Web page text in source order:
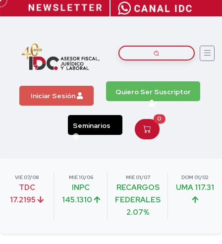
Iniciar Sesión Quiero Ser Suscriptor
Seminarios
0
VIE 07/08
TDC
17.2195
MIE 10/06
INPC
145.1310
MIE 01/07
RECARGOS
FEDERALES
2.07%
DOM 01/02
UMA 117.31